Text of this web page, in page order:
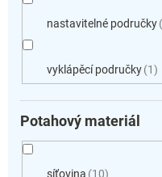
nastavitelné područky
vyklápěcí područky 1
Potahový materiál
síťovina 10